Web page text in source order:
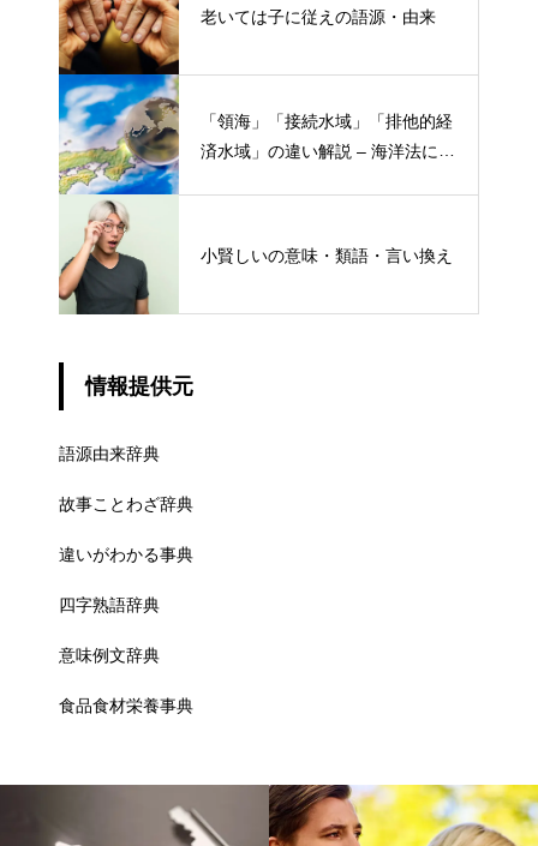
老いては子に従えの語源・由来
「領海」「接続水域」「排他的経
済水域」の違い解説 – 海洋法にお
小賢しいの意味・類語・言い換え
情報提供元
語源由来辞典
故事ことわざ辞典
違いがわかる事典
四字熟語辞典
意味例文辞典
食品食材栄養事典